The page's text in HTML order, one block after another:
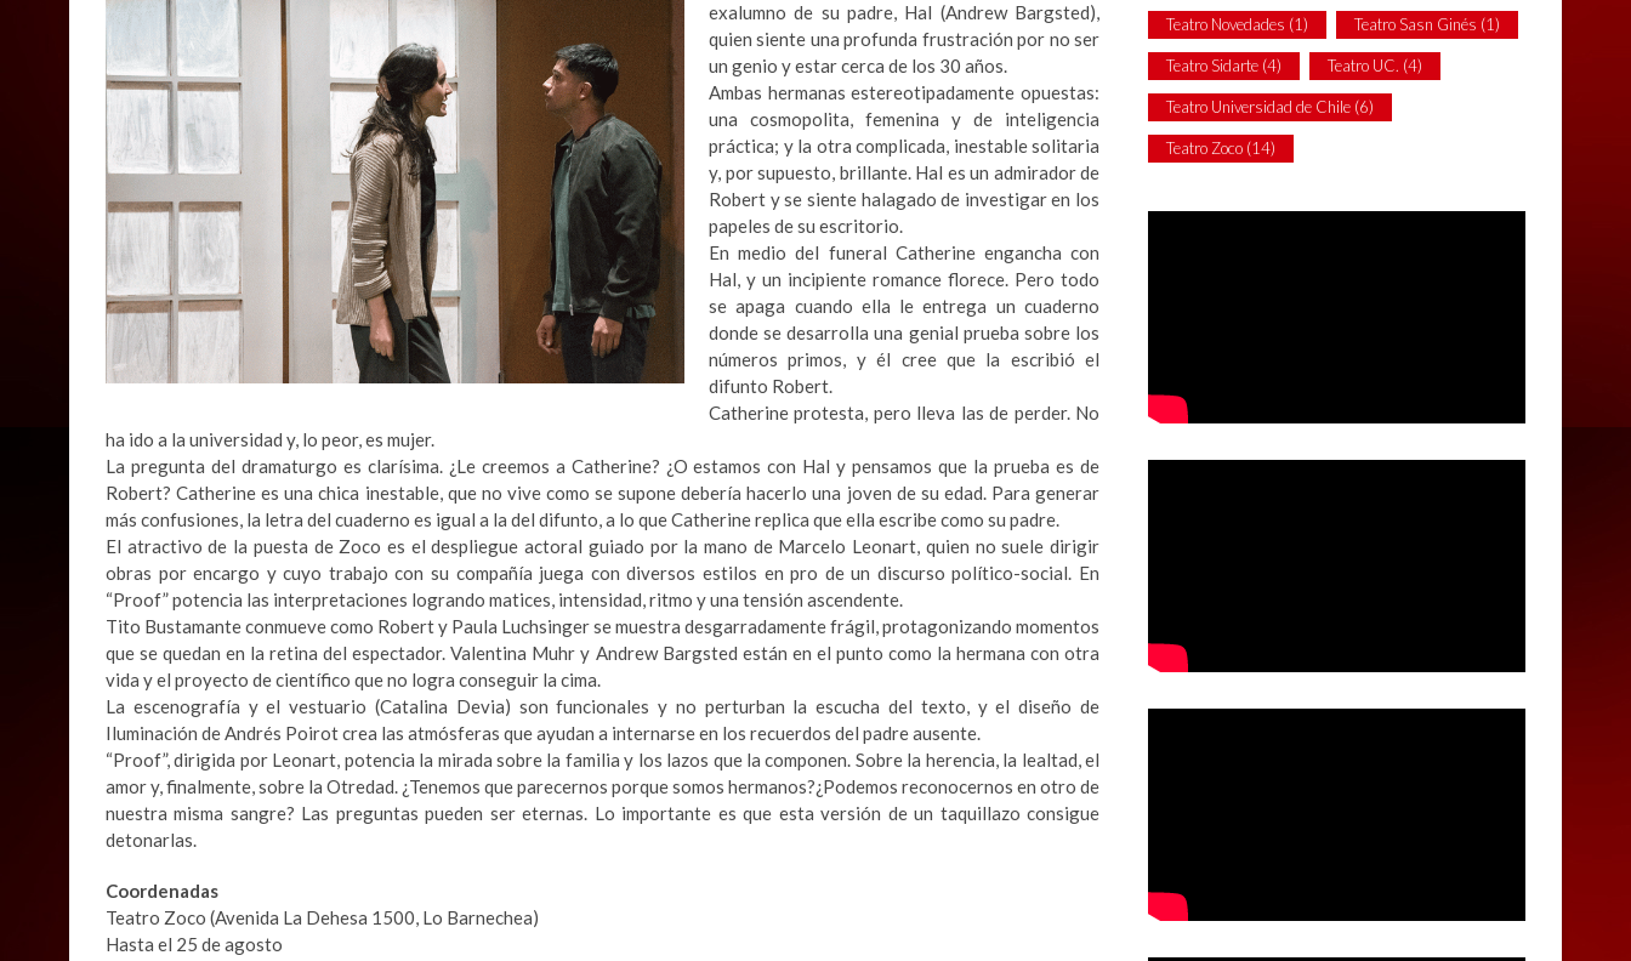
exalumno de su padre, Hal (Andrew Bargsted),
quien siente una profunda frustración por no ser
un genio y estar cerca de los 30 años.
Ambas hermanas estereotipadamente opuestas:
una cosmopolita, femenina y de inteligencia
práctica; y la otra complicada, inestable solitaria
y, por supuesto, brillante. Hal es un admirador de
Robert y se siente halagado de investigar en los
papeles de su escritorio.
En medio del funeral Catherine engancha con
Hal, y un incipiente romance florece. Pero todo
se apaga cuando ella le entrega un cuaderno
donde se desarrolla una genial prueba sobre los
números primos, y él cree que la escribió el
difunto Robert.
Catherine protesta, pero lleva las de perder. No
ha ido a la universidad y, lo peor, es mujer.
La pregunta del dramaturgo es clarísima. ¿Le creemos a Catherine? ¿O estamos con Hal y pensamos que la prueba es de
Robert? Catherine es una chica inestable, que no vive como se supone debería hacerlo una joven de su edad. Para generar
más confusiones, la letra del cuaderno es igual a la del difunto, a lo que Catherine replica que ella escribe como su padre.
El atractivo de la puesta de Zoco es el despliegue actoral guiado por la mano de Marcelo Leonart, quien no suele dirigir
obras por encargo y cuyo trabajo con su compañía juega con diversos estilos en pro de un discurso político-social. En
“Proof” potencia las interpretaciones logrando matices, intensidad, ritmo y una tensión ascendente.
Tito Bustamante conmueve como Robert y Paula Luchsinger se muestra desgarradamente frágil, protagonizando momentos
que se quedan en la retina del espectador. Valentina Muhr y Andrew Bargsted están en el punto como la hermana con otra
vida y el proyecto de científico que no logra conseguir la cima.
La escenografía y el vestuario (Catalina Devia) son funcionales y no perturban la escucha del texto, y el diseño de
Iluminación de Andrés Poirot crea las atmósferas que ayudan a internarse en los recuerdos del padre ausente.
“Proof”, dirigida por Leonart, potencia la mirada sobre la familia y los lazos que la componen. Sobre la herencia, la lealtad, el
amor y, finalmente, sobre la Otredad. ¿Tenemos que parecernos porque somos hermanos?¿Podemos reconocernos en otro de
nuestra misma sangre? Las preguntas pueden ser eternas. Lo importante es que esta versión de un taquillazo consigue
detonarlas.
Coordenadas
Teatro Zoco (Avenida La Dehesa 1500, Lo Barnechea)
Hasta el 25 de agosto
Teatro Novedades (1) Teatro Sasn Ginés (1)
Teatro Sidarte (4) Teatro UC. (4)
Teatro Universidad de Chile (6)
Teatro Zoco (14)